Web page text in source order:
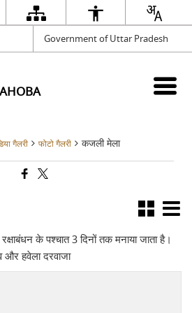
Government of Uttar Pradesh
गैलरी फोटो गैलरी कजली मेला
के पश्चात 3 दिनों तक मनाया जाता है।
और हवेला दरवाजा